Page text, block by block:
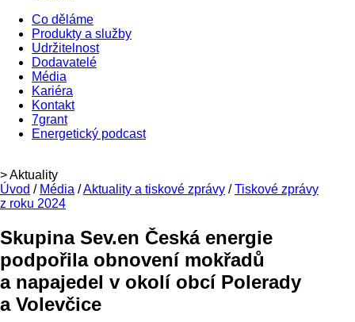
Co děláme
Produkty a služby
Udržitelnost
Dodavatelé
Média
Kariéra
Kontakt
7grant
Energetický podcast
> Aktuality
Úvod / Média /Aktuality a tiskové zprávy /Tiskové zprávy
z roku 2024
Skupina Sev.en Česká energie
podpořila obnovení mokřadů
a napajedel v okolí obcí Polerady
a Volevčice